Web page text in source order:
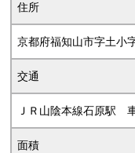
住所
京都府福知山市字土小
交通
ＪＲ山陰本線石原駅
面積